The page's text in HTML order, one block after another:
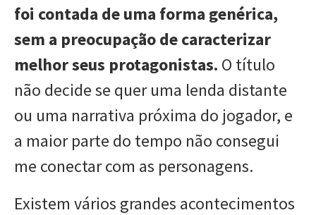
foi contada de uma forma genérica,
sem a preocupação de caracterizar
melhor seus protagonistas. O título
não decide se quer uma lenda distante
ou uma narrativa próxima do jogador, e
a maior parte do tempo não consegui
me conectar com as personagens.
Existem vários grandes acontecimentos